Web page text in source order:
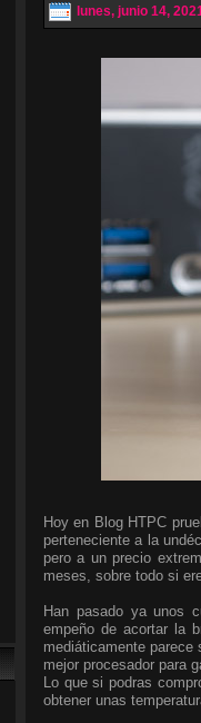
lunes, junio 14,
Hoy en Blog HTPC
perteneciente a la
pero a un precio
meses, sobre todo si
Han pasado ya unos
empeño de acortar la
mediáticamente parece
mejor procesador para
Lo que si podras
obtener unas